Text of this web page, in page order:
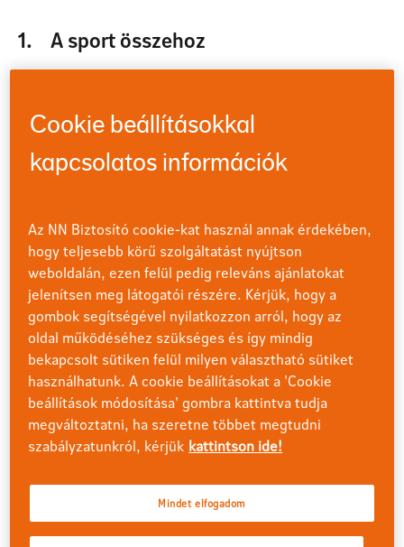
1. A sport összehoz
Jó lenne néha új emberekkel megismerkedni? Jó lenne
edzés lehetőségét mások előtt! Hívjuk meg a kollégákat,
hogy csatlakozzanak hozzánk akkor is, ha csak kezdő
futók. A céges csapatsportokban nem a profizmus és
szakértelem az első, hanem a közösen eltöltött minőségi
bővülhet a céges váltócsapat.
Elképzelhető, hogy nehezünkre esik az, hogy
ismerkedjünk a kollégákkal. Mindannyian átéltük már,
hogy új munkahelyen kezdünk, és kihívásnak éltük meg a
kapcsolatteremtést. Van azonban néhány dolog, ami
mindig összehozza az embereket, és az egyik ilyen a
közös hobbi, érdeklődés megtalálása. Míg vannak olyan
fajtái, amelyek magányos sportnak számítanak, a
csapatsportok biztosan új közösséget és barátságot is
jelentenek. Ha pedig nyitottak vagyunk a csapatsportra,
és egyébként is szeretünk futni, akkor a váltófutás
A csapatsportokban fontos az összhang, harmónia,
Cookie beállításokkal
kapcsolatos információk
Az NN Biztosító cookie-kat használ annak érdekében,
hogy teljesebb körű szolgáltatást nyújtson
weboldalán, ezen felül pedig releváns ajánlatokat
jelenítsen meg látogatói részére. Kérjük, hogy a
gombok segítségével nyilatkozzon arról, hogy az
oldal működéséhez szükséges és így mindig
bekapcsolt sütiken felül milyen választható sütiket
használhatunk. A cookie beállításokat a 'Cookie
beállítások módosítása' gombra kattintva tudja
megváltoztatni, ha szeretne többet megtudni
szabályzatunkról, kérjük kattintson ide!
Mindet elfogadom